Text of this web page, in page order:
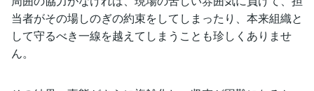
当者がその場しのぎの約束をしてしまったり、本来組織と
して守るべき一線を越えてしまうことも珍しくありませ
ん。